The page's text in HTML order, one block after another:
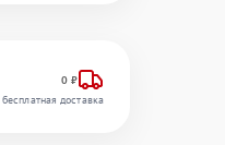
0 ₽
бесплатная доставка